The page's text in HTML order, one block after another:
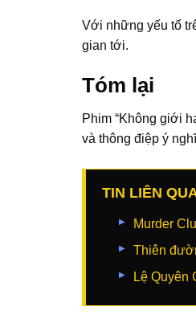
Với những yếu tố
gian tới.
Tóm lại
Phim “Không giới
và thông điệp ý
TIN LIÊN
Murder
Thiên
Lệ Quyên